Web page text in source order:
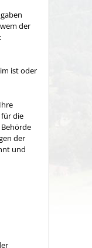
der
ist oder
für die
der
und